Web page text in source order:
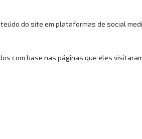
do site em plataformas de social
com base nas páginas que eles